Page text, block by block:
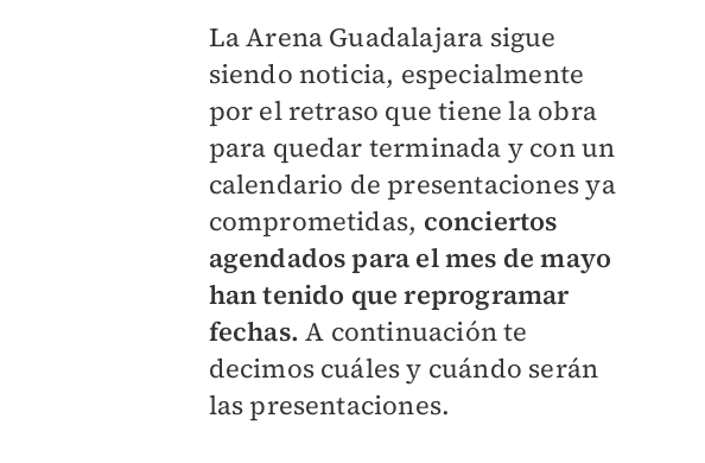
La Arena Guadalajara sigue
siendo noticia, especialmente
por el retraso que tiene la obra
para quedar terminada y con un
calendario de presentaciones ya
comprometidas, conciertos
agendados para el mes de mayo
han tenido que reprogramar
fechas. A continuación te
decimos cuáles y cuándo serán
las presentaciones.